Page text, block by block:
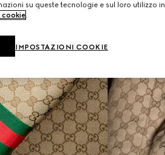
su queste tecnologie e sul loro utilizzo
cookie.
IMPOSTAZIONI COOKIE